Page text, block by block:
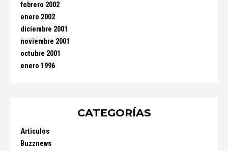
febrero 2002
enero 2002
diciembre 2001
noviembre 2001
octubre 2001
enero 1996
CATEGORÍAS
Articulos
Buzznews